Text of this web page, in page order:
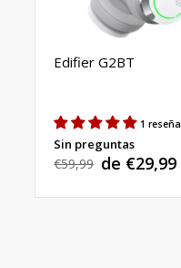
Edifier G2BT
1 reseña
Sin preguntas
Precio
€59,99 Precio
de
de €29,99